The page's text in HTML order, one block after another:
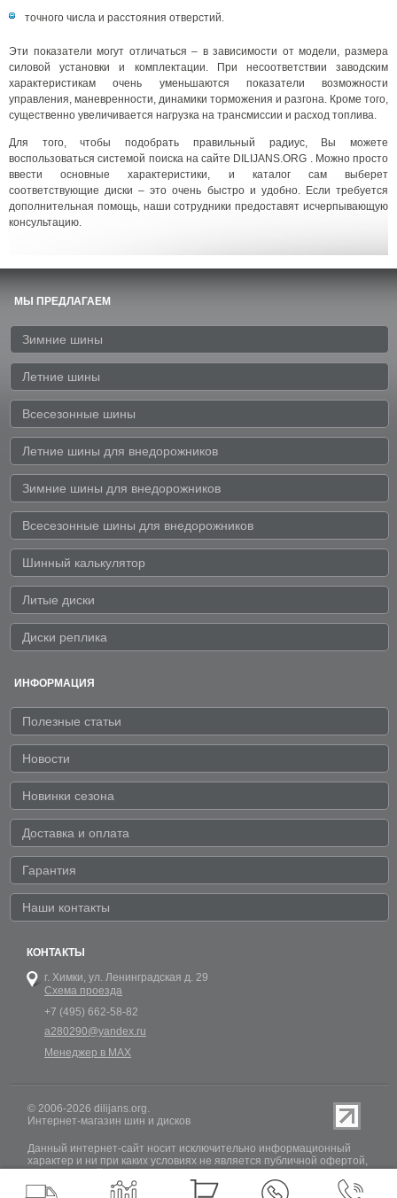
точного числа и расстояния отверстий.
Эти показатели могут отличаться – в зависимости от модели, размера
силовой установки и комплектации. При несоответствии заводским
характеристикам очень уменьшаются показатели возможности
управления, маневренности, динамики торможения и разгона. Кроме того,
существенно увеличивается нагрузка на трансмиссии и расход топлива.
Для того, чтобы подобрать правильный радиус, Вы можете
воспользоваться системой поиска на сайте DILIJANS.ORG . Можно просто
ввести основные характеристики, и каталог сам выберет
соответствующие диски – это очень быстро и удобно. Если требуется
дополнительная помощь, наши сотрудники предоставят исчерпывающую
консультацию.
МЫ ПРЕДЛАГАЕМ
Зимние шины
Летние шины
Всесезонные шины
Летние шины для внедорожников
Зимние шины для внедорожников
Всесезонные шины для внедорожников
Шинный калькулятор
Литые диски
Диски реплика
ИНФОРМАЦИЯ
Полезные статьи
Новости
Новинки сезона
Доставка и оплата
Гарантия
Наши контакты
КОНТАКТЫ
г. Химки, ул. Ленинградская д. 29
Схема проезда
+7 (495) 662-58-82
a280290@yandex.ru
Менеджер в MAX
© 2006-2026 dilijans.org.
Интернет-магазин шин и дисков
Данный интернет-сайт носит исключительно информационный
характер и ни при каких условиях не является публичной офертой,
определяемой положениями Статьи 437 (2) Гражданского кодекса
РФ. Обновление информации о наличии шин и дисков на сайте